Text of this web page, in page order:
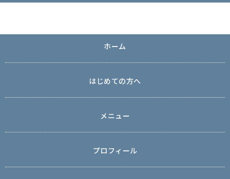
ホーム
はじめての方へ
メニュー
プロフィール